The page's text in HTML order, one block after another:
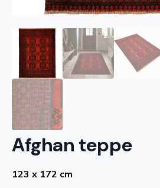
Afghan teppe
123 x 172 cm